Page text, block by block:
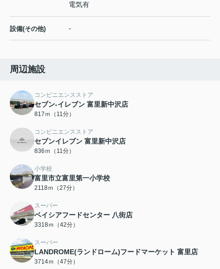
電気有
設備(その他) -
周辺施設
コンビニエンスストア
セブン-イレブン 富里新中沢店
817ｍ（11分）
コンビニエンスストア
セブンイレブン 富里新中沢店
836ｍ（11分）
小学校
富里市立富里第一小学校
2118ｍ（27分）
スーパー
ベイシアフードセンター 八街店
3318ｍ（42分）
スーパー
LANDROME(ランドローム)フードマーケット 富里店
3714ｍ（47分）